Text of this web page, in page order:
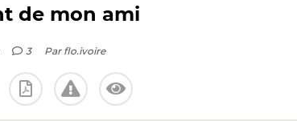
de mon ami
3 Par flo.ivoire